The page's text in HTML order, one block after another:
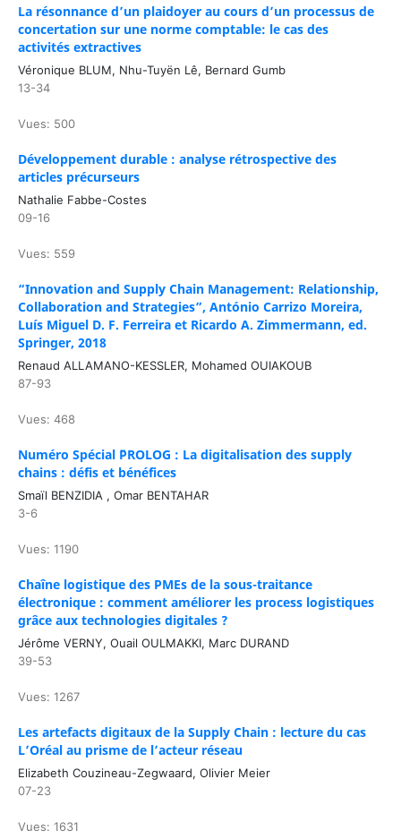
La résonnance d’un plaidoyer au cours d’un processus de
concertation sur une norme comptable: le cas des
activités extractives
Véronique BLUM, Nhu-Tuyën Lê, Bernard Gumb
13-34
Vues: 500
Développement durable : analyse rétrospective des
articles précurseurs
Nathalie Fabbe-Costes
09-16
Vues: 559
“Innovation and Supply Chain Management: Relationship,
Collaboration and Strategies”, António Carrizo Moreira,
Luís Miguel D. F. Ferreira et Ricardo A. Zimmermann, ed.
Springer, 2018
Renaud ALLAMANO-KESSLER, Mohamed OUIAKOUB
87-93
Vues: 468
Numéro Spécial ¨PROLOG : La digitalisation des supply
chains : défis et bénéfices
Smaïl BENZIDIA , Omar BENTAHAR
3-6
Vues: 1190
Chaîne logistique des PMEs de la sous-traitance
électronique : comment améliorer les process logistiques
grâce aux technologies digitales ?
Jérôme VERNY, Ouail OULMAKKI, Marc DURAND
39-53
Vues: 1267
Les artefacts digitaux de la Supply Chain : lecture du cas
L’Oréal au prisme de l’acteur réseau
Elizabeth Couzineau-Zegwaard, Olivier Meier
07-23
Vues: 1631